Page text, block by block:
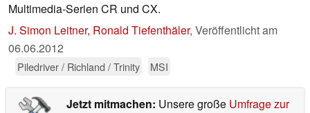
Multimedia-Serien CR und CX.
J. Simon Leitner, Ronald Tiefenthäler, Veröffentlicht am
06.06.2012
Piledriver / Richland / Trinity MSI
Jetzt mitmachen: Unsere große Umfrage zur